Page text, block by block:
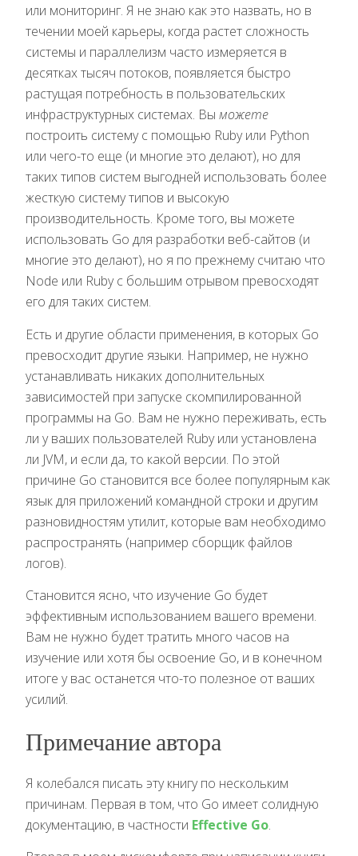
или мониторинг. Я не знаю как это назвать, но в
течении моей карьеры, когда растет сложность
системы и параллелизм часто измеряется в
десятках тысяч потоков, появляется быстро
растущая потребность в пользовательских
инфраструктурных системах. Вы можете
построить систему с помощью Ruby или Python
или чего-то еще (и многие это делают), но для
таких типов систем выгодней использовать более
жесткую систему типов и высокую
производительность. Кроме того, вы можете
использовать Go для разработки веб-сайтов (и
многие это делают), но я по прежнему считаю что
Node или Ruby с большим отрывом превосходят
его для таких систем.
Есть и другие области применения, в которых Go
превосходит другие языки. Например, не нужно
устанавливать никаких дополнительных
зависимостей при запуске скомпилированной
программы на Go. Вам не нужно переживать, есть
ли у ваших пользователей Ruby или установлена
ли JVM, и если да, то какой версии. По этой
причине Go становится все более популярным как
язык для приложений командной строки и другим
разновидностям утилит, которые вам необходимо
распространять (например сборщик файлов
логов).
Становится ясно, что изучение Go будет
эффективным использованием вашего времени.
Вам не нужно будет тратить много часов на
изучение или хотя бы освоение Go, и в конечном
итоге у вас останется что-то полезное от ваших
усилий.
Примечание автора
Я колебался писать эту книгу по нескольким
причинам. Первая в том, что Go имеет солидную
документацию, в частности Effective Go.